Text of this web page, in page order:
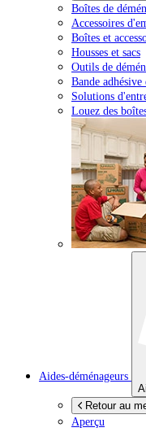
Boîtes de
Accessoires
Boîtes et
Housses et sacs
Outils de
Bande
Solutions
Louez des
Aides-déménageurs
Retour au
Aperçu